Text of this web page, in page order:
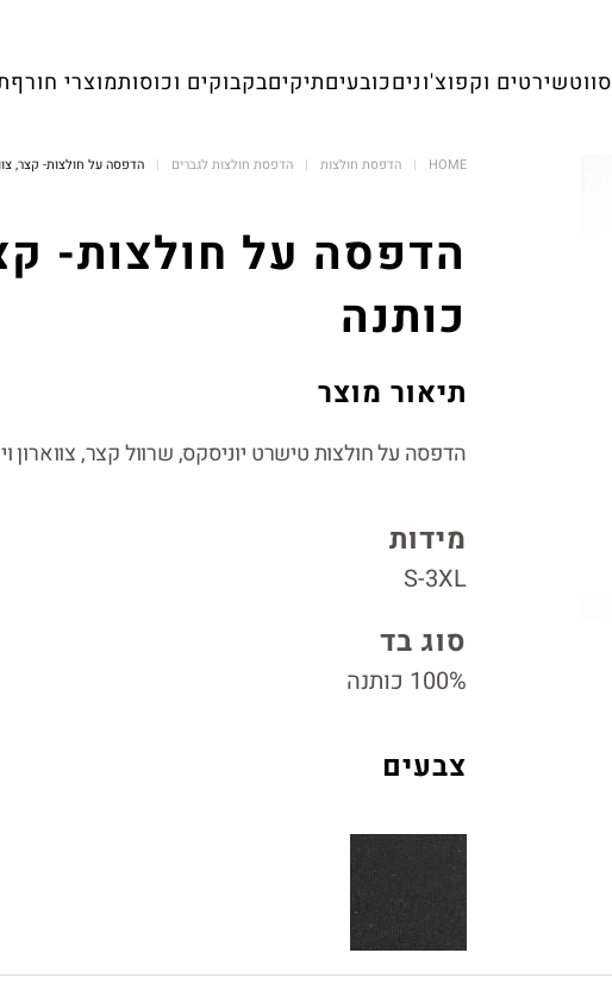
סווטשירטים וקפוצ'וניםכובעיםתיקיםבקבוקים וכוסותמוצרי חורף
HOME הדפסת חולצות הדפסת חולצות לגברים הדפסה על חולצות- קצר, צווארון וי,
כותנה
תיאור מוצר
הדפסה על חולצות טישרט יוניסקס, שרוול קצר, צווארון וי, 100%
מידות
S-3XL
סוג בד
100% כותנה
צבעים